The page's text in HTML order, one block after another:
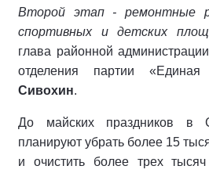
Второй этап - ремонтные
спортивных и детских
глава районной
отделения партии
Сивохин.
До майских праздников в
планируют убрать более 15
и очистить более трех